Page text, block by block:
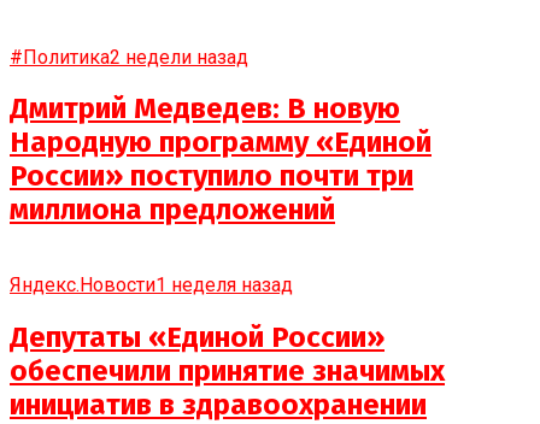
#Политика2 недели назад
Дмитрий Медведев: В новую
Народную программу «Единой
России» поступило почти три
миллиона предложений
Яндекс.Новости1 неделя назад
Депутаты «Единой России»
обеспечили принятие значимых
инициатив в здравоохранении